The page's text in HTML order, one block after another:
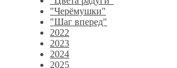
"Черёмушки"
"Шаг вперед"
2022
2023
2024
2025